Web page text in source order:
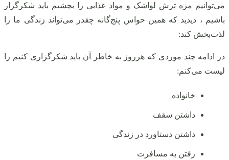
می‌توانیم مزه ترش لواشک و مواد غذایی را بچشیم باید شکرگزار
باشیم ، دیدید که همین حواس پنج‌گانه چقدر می‌تواند زندگی ما را
لذت‌بخش کند:
در ادامه چند موردی که هرروز به خاطر آن باید شکرگزاری کنیم را
لیست می‌کنم:
خانواده
داشتن سقف
داشتن دستاورد در زندگی
رفتن به مسافرت